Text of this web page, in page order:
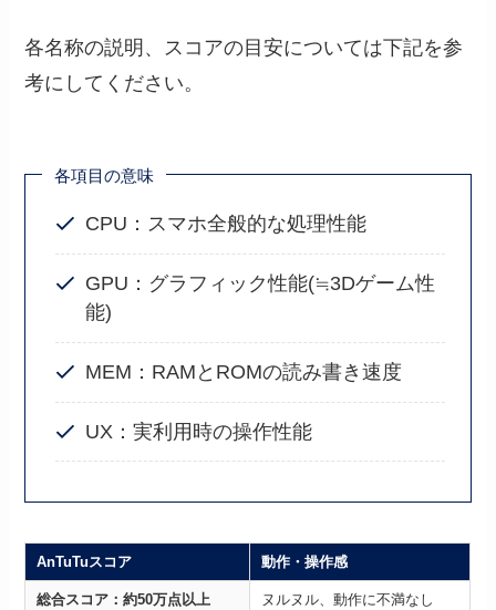
各名称の説明、スコアの目安については下記を参
考にしてください。
各項目の意味
CPU：スマホ全般的な処理性能
GPU：グラフィック性能(≒3Dゲーム性
能)
MEM：RAMとROMの読み書き速度
UX：実利用時の操作性能
AnTuTuスコア 動作・操作感
総合スコア：約50万点以上
ヌルヌル、動作に不満なし